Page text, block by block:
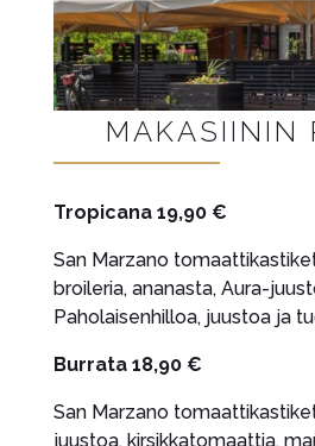
MAKASIININ
Tropicana 19,90 €
San Marzano
broileria, ananasta, Aura-
Paholaisenhilloa, juustoa ja
Burrata 18,90 €
San Marzano
juustoa, kirsikkatomaattia,